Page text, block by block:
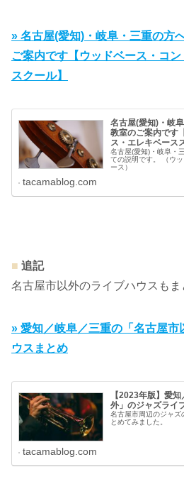
» 名古屋(愛知)・岐阜・三重の方
ご案内です【ウッドベース・コ
スクール】
名古屋(愛知)・岐
教室のご案内です
ス・エレキベース
名古屋(愛知)・岐阜・
ての説明です。 （ウ
ース）
tacamablog.com
■ 追記
名古屋市以外のライブハウスもま
» 愛知／岐阜／三重の「名古屋市
ウスまとめ
【2023年版】愛
外」のジャズライ
名古屋市周辺のジャズ
とめてみました。
tacamablog.com